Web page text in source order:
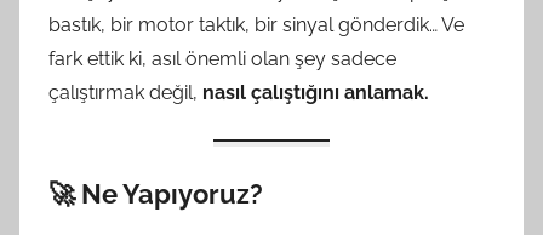
bastık, bir motor taktık, bir sinyal gönderdik… Ve
fark ettik ki, asıl önemli olan şey sadece
çalıştırmak değil, nasıl çalıştığını anlamak.
🚀 Ne Yapıyoruz?